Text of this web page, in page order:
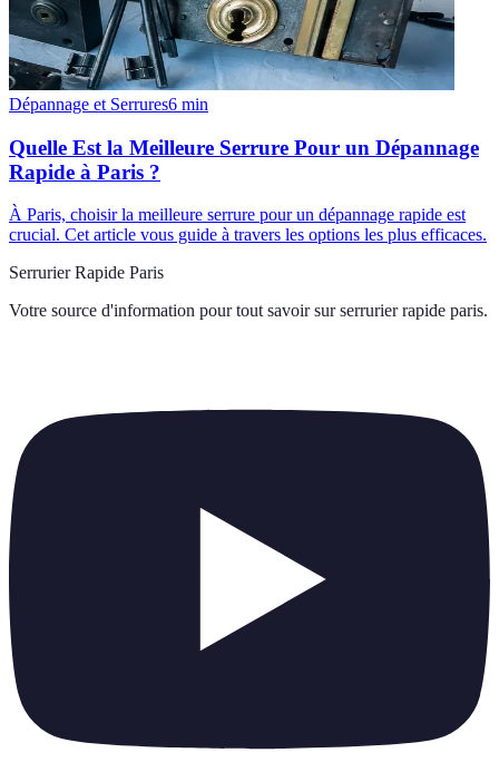
Dépannage et Serrures6 min
Quelle Est la Meilleure Serrure Pour un Dépannage
Rapide à Paris ?
À Paris, choisir la meilleure serrure pour un dépannage rapide est
crucial. Cet article vous guide à travers les options les plus efficaces.
Serrurier Rapide Paris
Votre source d'information pour tout savoir sur serrurier rapide paris.